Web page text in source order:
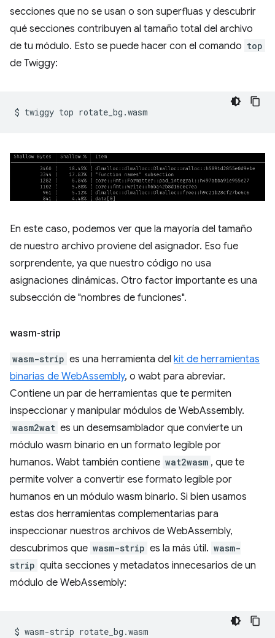
secciones que no se usan o son superfluas y descubrir
qué secciones contribuyen al tamaño total del archivo
de tu módulo. Esto se puede hacer con el comando top
de Twiggy:
$ twiggy top
En este caso, podemos ver que la mayoría del tamaño
de nuestro archivo proviene del asignador. Eso fue
sorprendente, ya que nuestro código no usa
asignaciones dinámicas. Otro factor importante es una
subsección de "nombres de funciones".
wasm-strip
wasm-strip es una herramienta del kit de herramientas
binarias de WebAssembly, o wabt para abreviar.
Contiene un par de herramientas que te permiten
inspeccionar y manipular módulos de WebAssembly.
wasm2wat es un desemsamblador que convierte un
módulo wasm binario en un formato legible por
humanos. Wabt también contiene wat2wasm , que te
permite volver a convertir ese formato legible por
humanos en un módulo wasm binario. Si bien usamos
estas dos herramientas complementarias para
inspeccionar nuestros archivos de WebAssembly,
descubrimos que wasm-strip es la más útil. wasm-
strip quita secciones y metadatos innecesarios de un
módulo de WebAssembly:
$ wasm-strip